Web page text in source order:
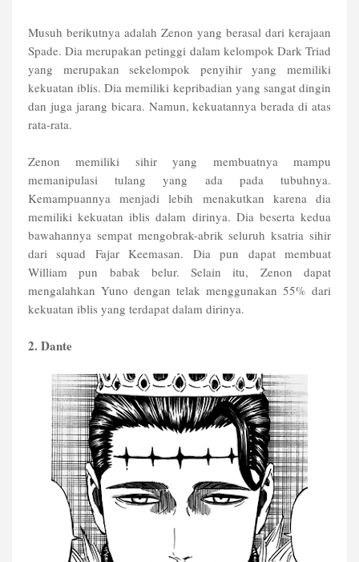
Musuh berikutnya adalah Zenon yang berasal dari kerajaan
Spade. Dia merupakan petinggi dalam kelompok Dark Triad
yang merupakan sekelompok penyihir yang memiliki
kekuatan iblis. Dia memiliki kepribadian yang sangat dingin
dan juga jarang bicara. Namun, kekuatannya berada di atas
rata-rata.
Zenon memiliki sihir yang membuatnya mampu
memanipulasi tulang yang ada pada tubuhnya.
Kemampuannya menjadi lebih menakutkan karena dia
memiliki kekuatan iblis dalam dirinya. Dia beserta kedua
bawahannya sempat mengobrak-abrik seluruh ksatria sihir
dari squad Fajar Keemasan. Dia pun dapat membuat
William pun babak belur. Selain itu, Zenon dapat
mengalahkan Yuno dengan telak menggunakan 55% dari
kekuatan iblis yang terdapat dalam dirinya.
2. Dante